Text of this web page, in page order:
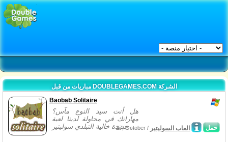
مباريات من قبل DOUBLEGAMES.COM الشركة
Baobab Solitaire
هل أنت سيد النوع مآس؟
مهاراتك في محاولة لدينا لعبة
جديدة خالية التبلدي سوليتير...
حمل 27, October / العاب السوليتير